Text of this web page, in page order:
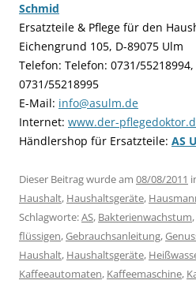
Schmid
Ersatzteile & Pflege für den
Eichengrund 105, D-89075 Ulm
Telefon: Telefon: 0731/55218994,
0731/55218995
E-Mail: info@asulm.de
Internet: www.der-
Händlershop für Ersatzteile: AS
Dieser Beitrag wurde am 08/08/2011
Haushalt, Haushaltsgeräte,
Schlagworte:AS, Bakterienwachstum,
flüssigen,Gebrauchsanleitung,
Haushalt, Haushaltsgeräte,
Kaffeeautomaten, Kaffeemaschine,